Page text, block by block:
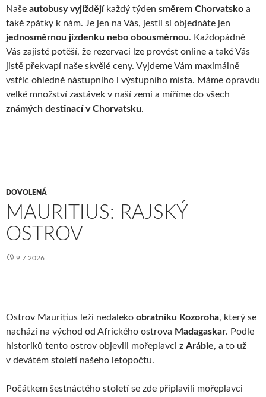
Naše autobusy vyjíždějíkaždý týden směrem Chorvatsko a
také zpátky k nám. Je jen na Vás, jestli si objednáte jen
jednosměrnou jízdenku nebo obousměrnou. Každopádně
Vás zajisté potěší, že rezervaci lze provést online a také Vás
jistě překvapí naše skvělé ceny. Vyjdeme Vám maximálně
vstříc ohledně nástupního i výstupního místa. Máme opravdu
velké množství zastávek v naší zemi a míříme do všech
známých destinací v Chorvatsku.
DOVOLENÁ
MAURITIUS: RAJSKÝ
OSTROV
9.7.2026
Ostrov Mauritius leží nedaleko obratníku Kozoroha, který se
nachází na východ od Afrického ostrova Madagaskar. Podle
historiků tento ostrov objevili mořeplavci z Arábie, a to už
v devátém století našeho letopočtu.
Počátkem šestnáctého století se zde připlavili mořeplavci